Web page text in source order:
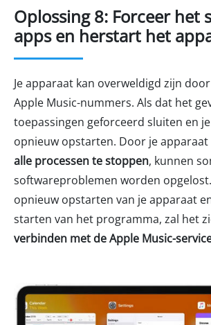
Oplossing 8: Forceer het
apps en herstart het
Je apparaat kan overweldigd zijn
Apple Music-nummers. Als dat het
toepassingen geforceerd sluiten en
opnieuw opstarten. Door je
alle processen te stoppen, kunnen
softwareproblemen worden
opnieuw opstarten van je apparaat
starten van het programma, zal het
verbinden met de Apple Music-